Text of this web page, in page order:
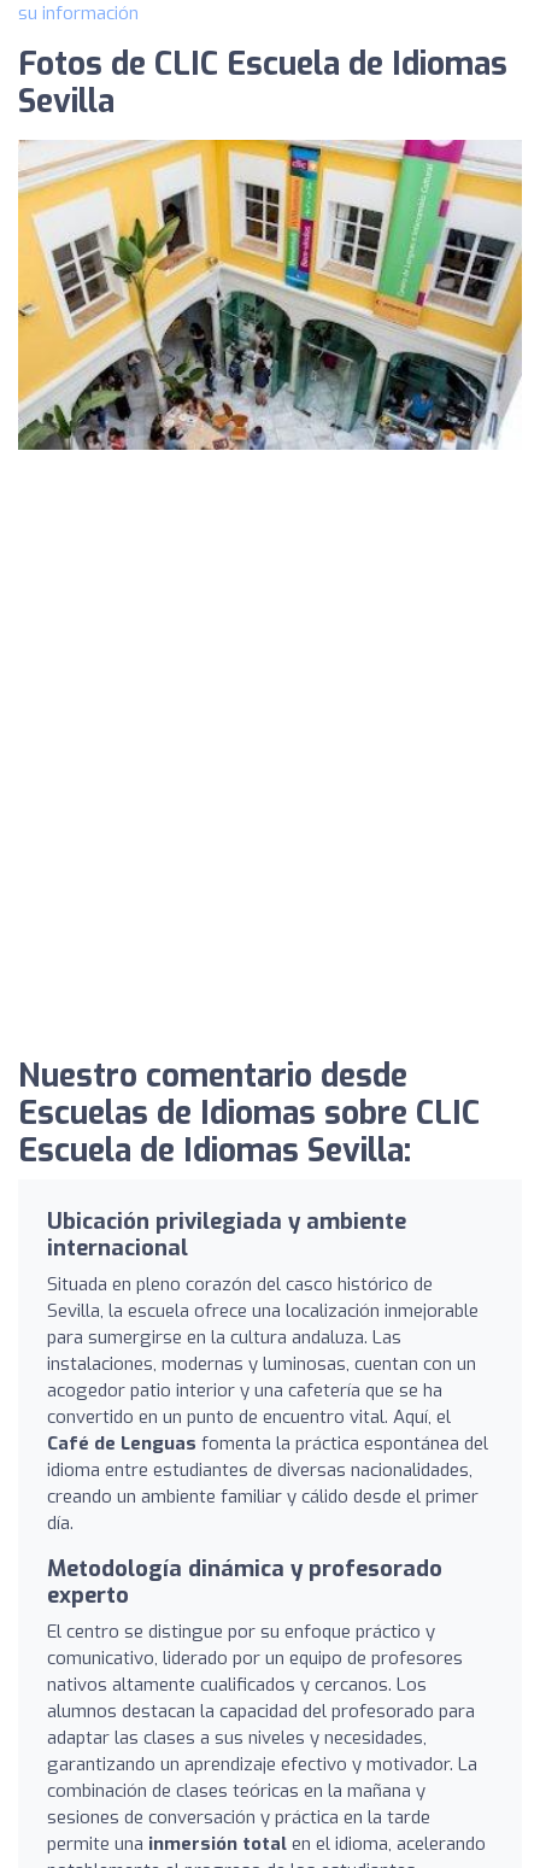
su información
Fotos de CLIC Escuela de Idiomas
Sevilla
Nuestro comentario desde
Escuelas de Idiomas sobre CLIC
Escuela de Idiomas Sevilla:
Ubicación privilegiada y ambiente
internacional
Situada en pleno corazón del casco histórico de
Sevilla, la escuela ofrece una localización inmejorable
para sumergirse en la cultura andaluza. Las
instalaciones, modernas y luminosas, cuentan con un
acogedor patio interior y una cafetería que se ha
convertido en un punto de encuentro vital. Aquí, el
Café de Lenguas fomenta la práctica espontánea del
idioma entre estudiantes de diversas nacionalidades,
creando un ambiente familiar y cálido desde el primer
día.
Metodología dinámica y profesorado
experto
El centro se distingue por su enfoque práctico y
comunicativo, liderado por un equipo de profesores
nativos altamente cualificados y cercanos. Los
alumnos destacan la capacidad del profesorado para
adaptar las clases a sus niveles y necesidades,
garantizando un aprendizaje efectivo y motivador. La
combinación de clases teóricas en la mañana y
sesiones de conversación y práctica en la tarde
permite una inmersión total en el idioma, acelerando